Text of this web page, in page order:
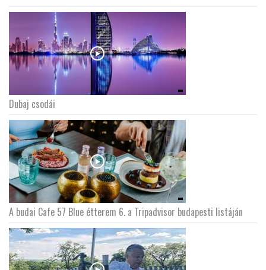
Dubaj csodái
A budai Cafe 57 Blue étterem 6. a Tripadvisor budapesti listáján